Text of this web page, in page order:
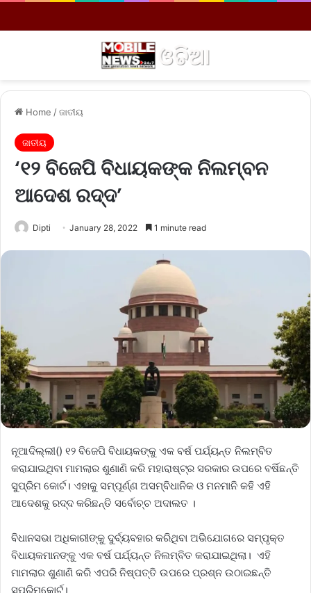
Home /ଜାତୀୟ
ଜାତୀୟ
‘୧୨ ବିଜେପି ବିଧାୟକଙ୍କ ନିଲମ୍ବନ
ଆଦେଶ ରଦ୍ଦ’
Dipti January 28, 2022 1 minute read
ନୂଆଦିଲ୍ଲୀ() ୧୨ ବିଜେପି ବିଧାୟକଙ୍କୁ ଏକ ବର୍ଷ ପର୍ଯ୍ୟନ୍ତ ନିଲମ୍ବିତ
କରାଯାଇଥିବା ମାମଲାର ଶୁଣାଣି କରି ମହାରାଷ୍ଟ୍ର ସରକାର ଉପରେ ବର୍ଷିଛନ୍ତି
ସୁପ୍ରିମ କୋର୍ଟ। ଏହାକୁ ସମ୍ପୂର୍ଣ୍ଣ ଅସମ୍ବିଧାନିକ ଓ ମନମାନି କହି ଏହି
ଆଦେଶକୁ ରଦ୍ଦ କରିଛନ୍ତି ସର୍ବୋଚ୍ଚ ଅଦାଲତ ।
ବିଧାନସଭା ଅଧିକାରୀଙ୍କୁ ଦୁର୍ବ୍ୟବହାର କରିଥିବା ଅଭିଯୋଗରେ ସମ୍ପୃକ୍ତ
ବିଧାୟକମାନଙ୍କୁ ଏକ ବର୍ଷ ପର୍ଯ୍ୟନ୍ତ ନିଲମ୍ବିତ କରାଯାଇଥିଲା। ଏହି
ମାମଲାର ଶୁଣାଣି କରି ଏପରି ନିଷ୍ପତ୍ତି ଉପରେ ପ୍ରଶ୍ନ ଉଠାଇଛନ୍ତି
ସୁପ୍ରିମକୋର୍ଟ।